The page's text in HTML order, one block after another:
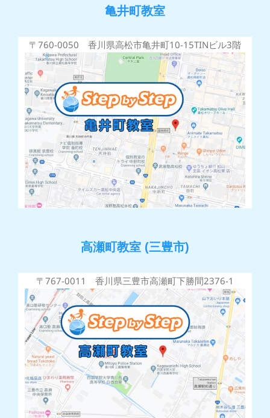
亀井町教室
〒760-0050 香川県高松市亀井町10-15TINビル3階
高瀬町教室 (三豊市)
〒767-0011 香川県三豊市高瀬町下勝間2376-1